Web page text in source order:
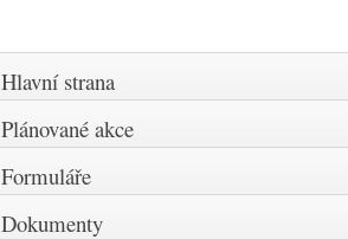
Hlavní strana
Plánované akce
Formuláře
Dokumenty